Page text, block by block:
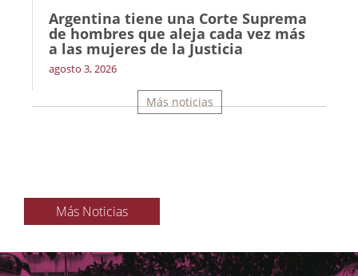
Argentina tiene una Corte Suprema
de hombres que aleja cada vez más
a las mujeres de la Justicia
agosto 3, 2026
Más noticias
Más Noticias